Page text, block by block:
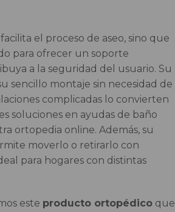
el proceso de aseo, sino que
para ofrecer un soporte
a la seguridad del usuario. Su
sencillo montaje sin necesidad de
complicadas lo convierten
soluciones en ayudas de baño
ortopedia online. Además, su
moverlo o retirarlo con
para hogares con distintas
este producto ortopédico que